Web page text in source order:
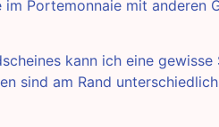
Portemonnaie mit anderen
kann ich eine
sind am Rand